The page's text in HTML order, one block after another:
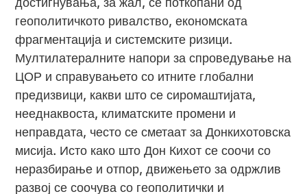
геополитичкото ривалство, економската
фрагментација и системските ризици.
Мултилатералните напори за спроведување на
ЦОР и справувањето со итните глобални
предизвици, какви што се сиромаштијата,
нееднаквоста, климатските промени и
неправдата, често се сметаат за Донкихотовска
мисија. Исто како што Дон Кихот се соочи со
неразбирање и отпор, движењето за одржлив
развој се соочува со геополитички и